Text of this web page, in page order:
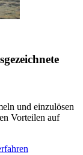
und einzulösen
Vorteilen auf